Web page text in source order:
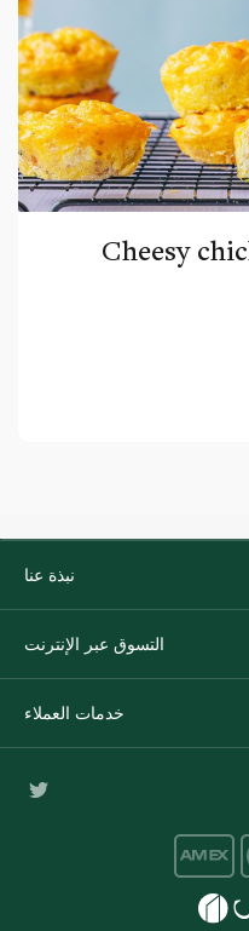
Cheesy
نبذة عنا
التسوق عبر الإنترنت
خدمات العملاء